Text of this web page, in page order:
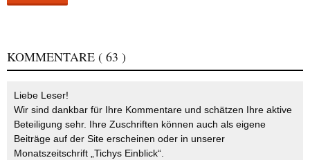
KOMMENTARE ( 63 )
Liebe Leser!
Wir sind dankbar für Ihre Kommentare und schätzen Ihre aktive
Beteiligung sehr. Ihre Zuschriften können auch als eigene
Beiträge auf der Site erscheinen oder in unserer
Monatszeitschrift „Tichys Einblick“.